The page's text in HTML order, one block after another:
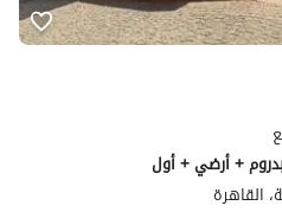
+ أرضي + أول
القاهرة